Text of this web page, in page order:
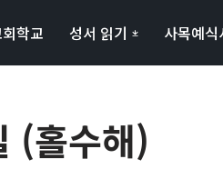
학교 성서 읽기 사목예식
(홀수해)